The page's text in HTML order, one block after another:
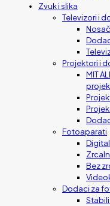
Zvuk i slika
Televizori i
Projektori i
MIT
Fotoaparati
Bez
Dodaci za